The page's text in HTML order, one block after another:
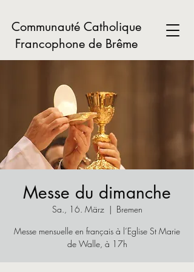
Communauté Catholique
Francophone de Brême
Messe du dimanche
Sa., 16. März
  |
Bremen
Messe mensuelle en français à l‘Eglise St Marie
de Walle, à 17h